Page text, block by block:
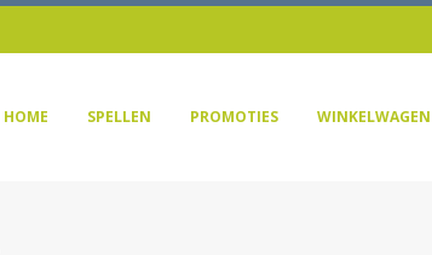
HOME SPELLEN PROMOTIES WINKELWAGEN